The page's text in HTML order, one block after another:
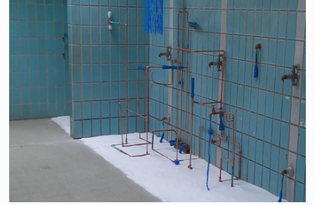
Ne pas courir